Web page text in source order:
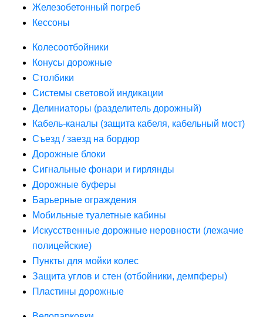
Железобетонный погреб
Кессоны
Колесоотбойники
Конусы дорожные
Столбики
Системы световой индикации
Делиниаторы (разделитель дорожный)
Кабель-каналы (защита кабеля, кабельный мост)
Съезд / заезд на бордюр
Дорожные блоки
Сигнальные фонари и гирлянды
Дорожные буферы
Барьерные ограждения
Мобильные туалетные кабины
Искусственные дорожные неровности (лежачие
полицейские)
Пункты для мойки колес
Защита углов и стен (отбойники, демпферы)
Пластины дорожные